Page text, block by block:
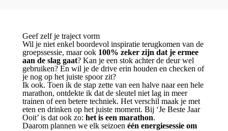
Geef zelf je traject vorm
Wil je niet enkel boordevol inspiratie terugkomen van de
groepssessie, maar ook 100% zeker zijn dat je ermee
aan de slag gaat? Kan je een stok achter de deur wel
gebruiken? En wil je de drive erin houden en checken of
je nog op het juiste spoor zit?
Ik ook. Toen ik de stap zette van een halve naar een hele
marathon, ontdekte ik dat de sleutel niet lag in meer
trainen of een betere techniek. Het verschil maak je met
eten en drinken op het juiste moment. Bij ‘Je Beste Jaar
Ooit’ is dat ook zo: het is een marathon.
Daarom plannen we elk seizoen één energiesessie om